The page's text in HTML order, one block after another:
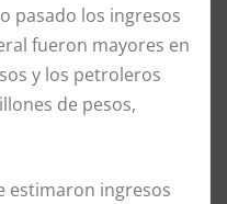
pasado los ingresos
fueron mayores en
y los petroleros
de pesos,
estimaron ingresos